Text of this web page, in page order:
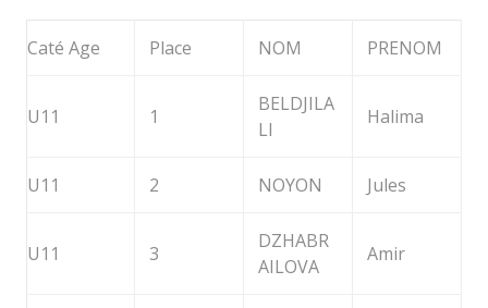
Caté Age Place NOM PRENOM
U11 1
BELDJILA
LI
Halima
U11 2 NOYON Jules
U11 3
DZHABR
AILOVA
Amir